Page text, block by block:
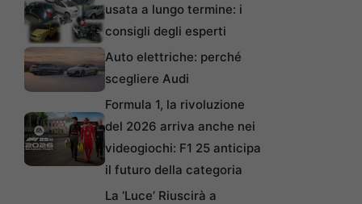
usata a lungo termine: i
consigli degli esperti
Auto elettriche: perché
scegliere Audi
Formula 1, la rivoluzione
del 2026 arriva anche nei
videogiochi: F1 25 anticipa
il futuro della categoria
La ‘Luce’ Riuscirà a